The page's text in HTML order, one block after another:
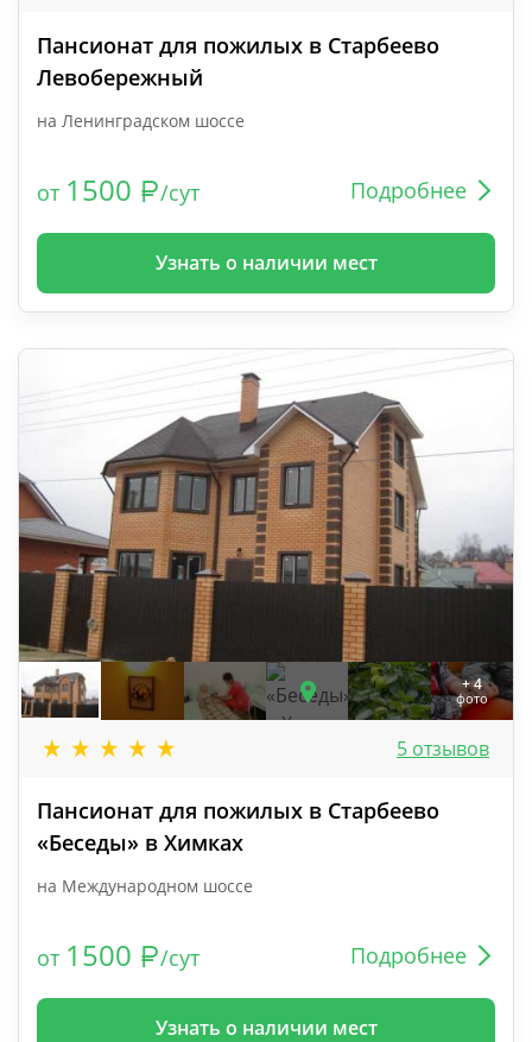
Пансионат для пожилых в Старбеево
Левобережный
на Ленинградском шоссе
от 1500 /сут Подробнее
Узнать о наличии мест
+ 4
фото
5 отзывов
Пансионат для пожилых в Старбеево
«Беседы» в Химках
на Международном шоссе
от 1500 /сут Подробнее
Узнать о наличии мест